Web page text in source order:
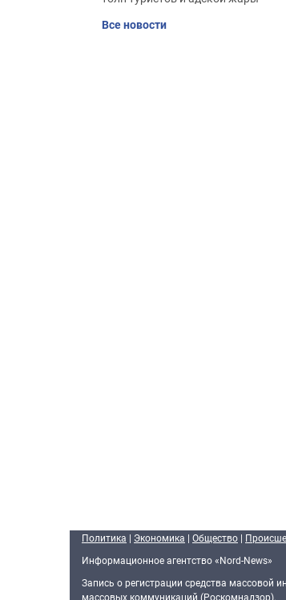
Все новости
Политика | Экономика | Общество |
Информационное агентство «Nord-News»
Запись о регистрации средства
массовых коммуникаций (Роскомнадзор).